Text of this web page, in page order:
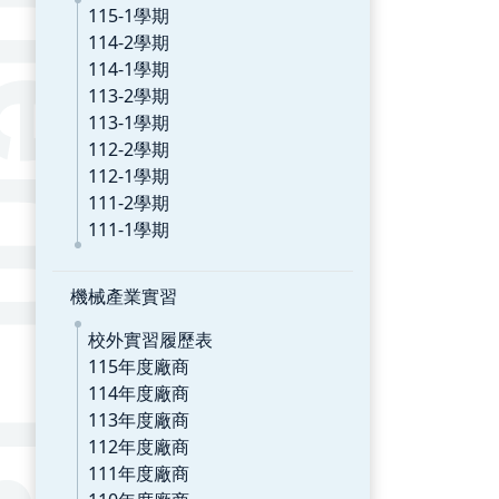
115-1學期
114-2學期
114-1學期
113-2學期
113-1學期
112-2學期
112-1學期
111-2學期
111-1學期
機械產業實習
校外實習履歷表
115年度廠商
114年度廠商
113年度廠商
112年度廠商
111年度廠商